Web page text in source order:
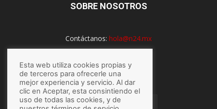
SOBRE NOSOTROS
Contáctanos: hola@n24.mx
SÍGUENOS
Esta web utiliza cookies propias y
de terceros para ofrecerle una
mejor experiencia y servicio. Al dar
clic en Aceptar, esta consintiendo el
uso de todas las cookies, y de